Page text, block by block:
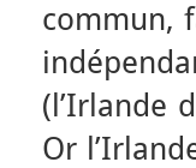
commun,
(l’Irlande
Or